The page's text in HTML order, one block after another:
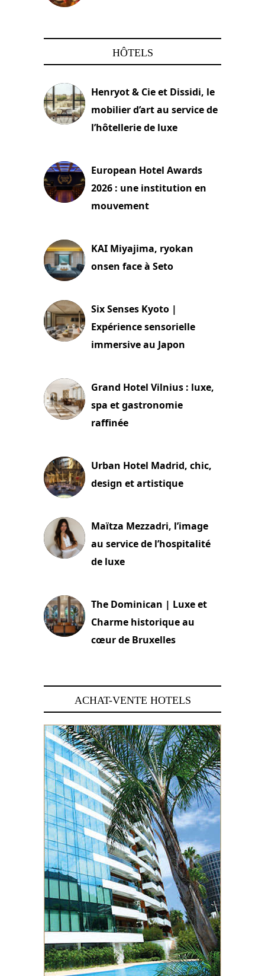
HÔTELS
Henryot & Cie et Dissidi, le
mobilier d’art au service de
l’hôtellerie de luxe
European Hotel Awards
2026 : une institution en
mouvement
KAI Miyajima, ryokan
onsen face à Seto
Six Senses Kyoto |
Expérience sensorielle
immersive au Japon
Grand Hotel Vilnius : luxe,
spa et gastronomie
raffinée
Urban Hotel Madrid, chic,
design et artistique
Maïtza Mezzadri, l’image
au service de l’hospitalité
de luxe
The Dominican | Luxe et
Charme historique au
cœur de Bruxelles
ACHAT-VENTE HOTELS